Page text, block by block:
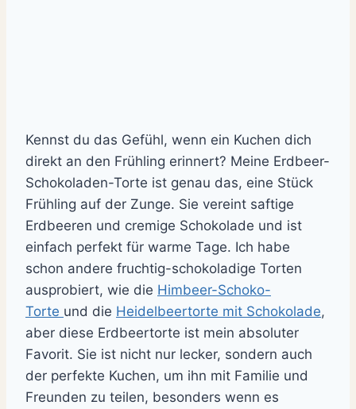
Kennst du das Gefühl, wenn ein Kuchen dich
direkt an den Frühling erinnert? Meine Erdbeer-
Schokoladen-Torte ist genau das, eine Stück
Frühling auf der Zunge. Sie vereint saftige
Erdbeeren und cremige Schokolade und ist
einfach perfekt für warme Tage. Ich habe
schon andere fruchtig-schokoladige Torten
ausprobiert, wie die Himbeer-Schoko-
Torte und die Heidelbeertorte mit Schokolade,
aber diese Erdbeertorte ist mein absoluter
Favorit. Sie ist nicht nur lecker, sondern auch
der perfekte Kuchen, um ihn mit Familie und
Freunden zu teilen, besonders wenn es